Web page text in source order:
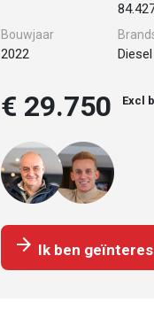
Bouwjaar
2022 Diesel
€ 29.750 Excl
arrow_forward Ik ben